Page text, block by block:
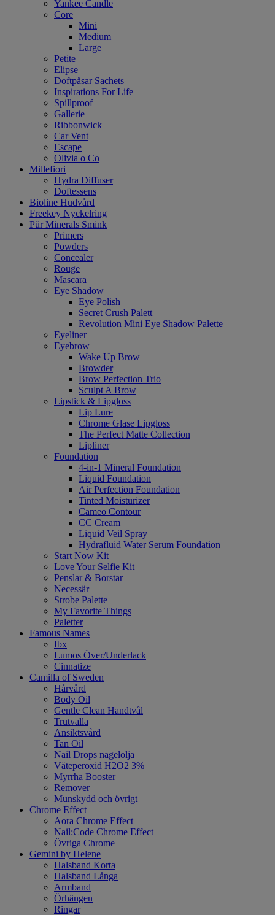
Yankee Candle
Core
Mini
Medium
Large
Petite
Elipse
Doftpåsar Sachets
Inspirations For Life
Spillproof
Gallerie
Ribbonwick
Car Vent
Escape
Olivia o Co
Millefiori
Hydra Diffuser
Doftessens
Bioline Hudvård
Freekey Nyckelring
Pür Minerals Smink
Primers
Powders
Concealer
Rouge
Mascara
Eye Shadow
Eye Polish
Secret Crush Palett
Revolution Mini Eye Shadow Palette
Eyeliner
Eyebrow
Wake Up Brow
Browder
Brow Perfection Trio
Sculpt A Brow
Lipstick & Lipgloss
Lip Lure
Chrome Glase Lipgloss
The Perfect Matte Collection
Lipliner
Foundation
4-in-1 Mineral Foundation
Liquid Foundation
Air Perfection Foundation
Tinted Moisturizer
Cameo Contour
CC Cream
Liquid Veil Spray
Hydrafluid Water Serum Foundation
Start Now Kit
Love Your Selfie Kit
Penslar & Borstar
Necessär
Strobe Palette
My Favorite Things
Paletter
Famous Names
Ibx
Lumos Över/Underlack
Cinnatize
Camilla of Sweden
Hårvård
Body Oil
Gentle Clean Handtvål
Trutvalla
Ansiktsvård
Tan Oil
Nail Drops nagelolja
Väteperoxid H2O2 3%
Myrrha Booster
Remover
Munskydd och övrigt
Chrome Effect
Aora Chrome Effect
Nail:Code Chrome Effect
Övriga Chrome
Gemini by Helene
Halsband Korta
Halsband Långa
Armband
Örhängen
Ringar